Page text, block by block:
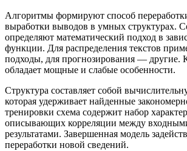
Алгоритмы формируют способ
выработки выводов в умных структурах.
определяют математический подход в
функции. Для распределения текстов
подходы, для прогнозирования — другие.
обладает мощные и слабые особенности.
Структура составляет собой
которая удерживает найденные
тренировки схема содержит набор
описывающих корреляции между
результатами. Завершенная модель
переработки новой сведений.